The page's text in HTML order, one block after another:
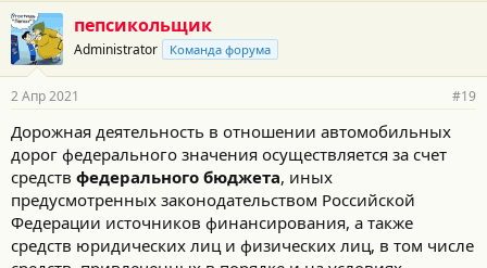
пепсикольщик
Administrator Команда форума
2 Апр 2021 #19
Дорожная деятельность в отношении автомобильных
дорог федерального значения осуществляется за счет
средств федерального бюджета, иных
предусмотренных законодательством Российской
Федерации источников финансирования, а также
средств юридических лиц и физических лиц, в том числе